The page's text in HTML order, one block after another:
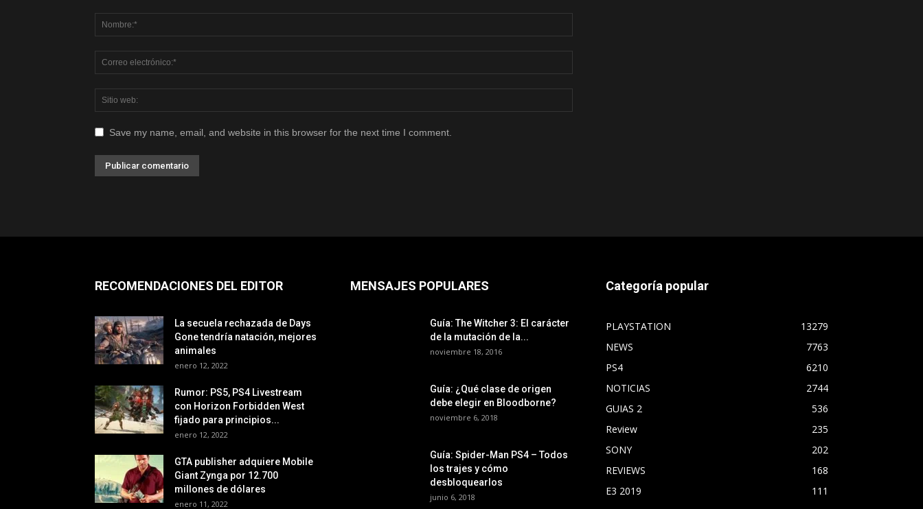
Save my name, email, and website in this browser for the next time I comment.
RECOMENDACIONES DEL EDITOR
La secuela rechazada de Days
Gone tendría natación, mejores
animales
enero 12, 2022
Rumor: PS5, PS4 Livestream
con Horizon Forbidden West
fijado para principios...
enero 12, 2022
GTA publisher adquiere Mobile
Giant Zynga por 12.700
millones de dólares
enero 11, 2022
MENSAJES POPULARES
Guía: The Witcher 3: El carácter
de la mutación de la...
noviembre 18, 2016
Guía: ¿Qué clase de origen
debe elegir en Bloodborne?
noviembre 6, 2018
Guía: Spider-Man PS4 – Todos
los trajes y cómo
desbloquearlos
junio 6, 2018
Categoría popular
PLAYSTATION
13279
NEWS
7763
PS4
6210
NOTICIAS
2744
GUIAS 2
536
Review
235
SONY
202
REVIEWS
168
E3 2019
111